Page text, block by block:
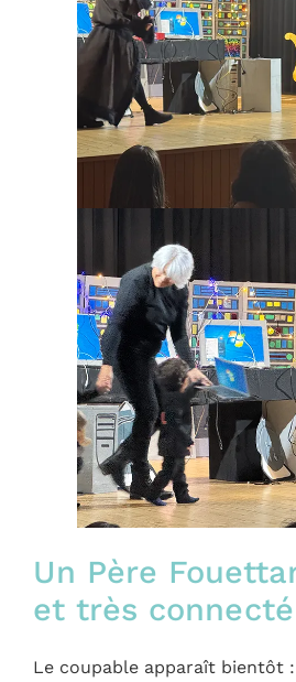
Un Père
et très connecté
Le coupable apparaît bientôt :